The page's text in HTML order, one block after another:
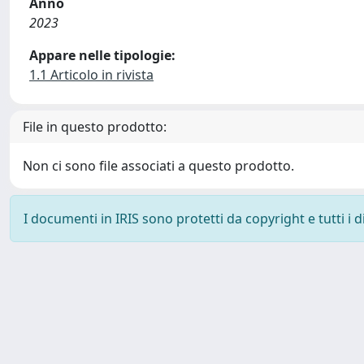
2023
Appare nelle tipologie:
1.1 Articolo in rivista
File in questo prodotto:
Non ci sono file associati a questo prodotto.
I documenti in IRIS sono protetti da copyright e tutti i